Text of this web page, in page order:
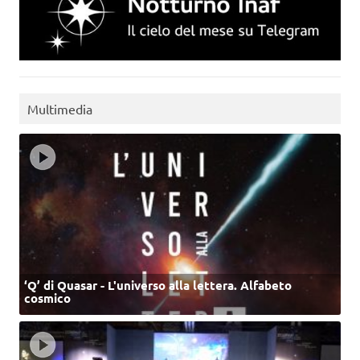
Multimedia
‘Q’ di Quasar - L'universo alla lettera. Alfabeto
cosmico